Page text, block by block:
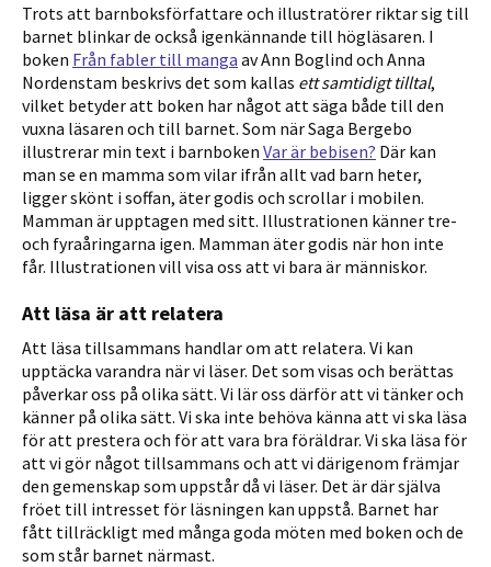
Trots att barnboksförfattare och illustratörer riktar sig till
barnet blinkar de också igenkännande till högläsaren. I
boken Från fabler till manga av Ann Boglind och Anna
Nordenstam beskrivs det som kallas ett samtidigt tilltal,
vilket betyder att boken har något att säga både till den
vuxna läsaren och till barnet. Som när Saga Bergebo
illustrerar min text i barnboken Var är bebisen? Där kan
man se en mamma som vilar ifrån allt vad barn heter,
ligger skönt i soffan, äter godis och scrollar i mobilen.
Mamman är upptagen med sitt. Illustrationen känner tre-
och fyraåringarna igen. Mamman äter godis när hon inte
får. Illustrationen vill visa oss att vi bara är människor.
Att läsa är att relatera
Att läsa tillsammans handlar om att relatera. Vi kan
upptäcka varandra när vi läser. Det som visas och berättas
påverkar oss på olika sätt. Vi lär oss därför att vi tänker och
känner på olika sätt. Vi ska inte behöva känna att vi ska läsa
för att prestera och för att vara bra föräldrar. Vi ska läsa för
att vi gör något tillsammans och att vi därigenom främjar
den gemenskap som uppstår då vi läser. Det är där själva
fröet till intresset för läsningen kan uppstå. Barnet har
fått tillräckligt med många goda möten med boken och de
som står barnet närmast.